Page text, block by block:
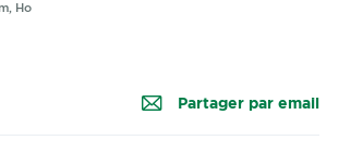
Ho
Partager par email